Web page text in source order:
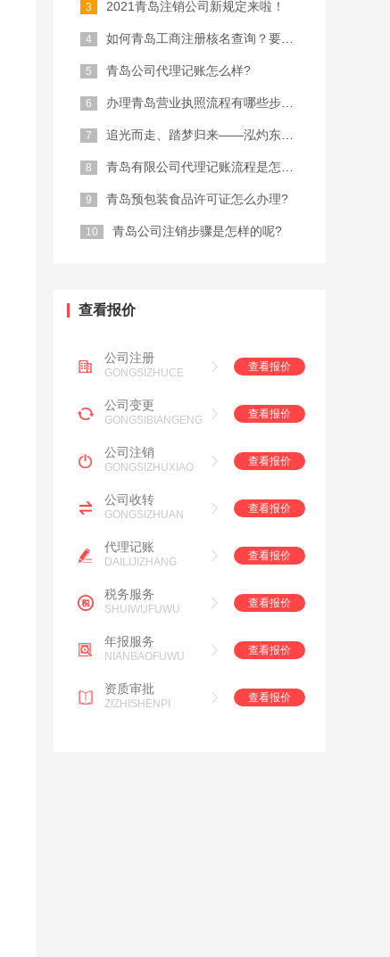
2021青岛注销公司新规定来啦！
如何青岛工商注册核名查询？要注意什么...
青岛公司代理记账怎么样?
办理青岛营业执照流程有哪些步骤？
追光而走、踏梦归来——泓灼东城十渡游
青岛有限公司代理记账流程是怎样的?
青岛预包装食品许可证怎么办理?
青岛公司注销步骤是怎样的呢?
查看报价
公司注册
GONGSIZHUCE
查看报价
公司变更
GONGSIBIANGENG
查看报价
公司注销
GONGSIZHUXIAO
查看报价
公司收转
GONGSIZHUAN
查看报价
代理记账
DAILIJIZHANG
查看报价
税务服务
SHUIWUFUWU
查看报价
年报服务
NIANBAOFUWU
查看报价
资质审批
ZIZHISHENPI
查看报价